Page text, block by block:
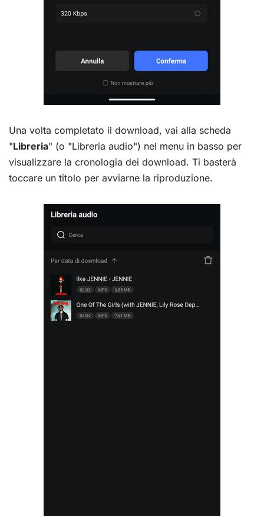
Una volta completato il download, vai alla scheda
"Libreria" (o "Libreria audio") nel menu in basso per
visualizzare la cronologia dei download. Ti basterà
toccare un titolo per avviarne la riproduzione.